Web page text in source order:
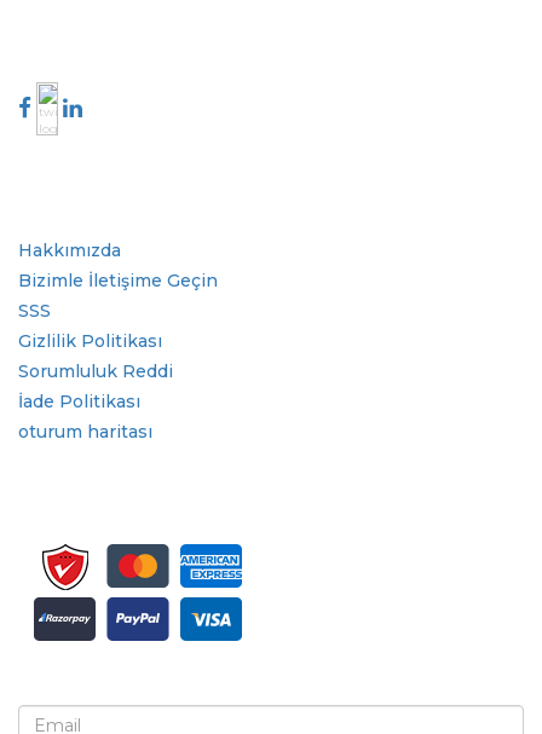
Hakkımızda
Bizimle İletişime Geçin
SSS
Gizlilik Politikası
Sorumluluk Reddi
İade Politikası
oturum haritası